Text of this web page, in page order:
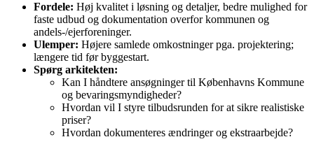
Fordele: Høj kvalitet i løsning og detaljer, bedre mulighed for
faste udbud og dokumentation overfor kommunen og
andels-/ejerforeninger.
Ulemper: Højere samlede omkostninger pga. projektering;
længere tid før byggestart.
Spørg arkitekten:
Kan I håndtere ansøgninger til Københavns Kommune
og bevaringsmyndigheder?
Hvordan vil I styre tilbudsrunden for at sikre realistiske
priser?
Hvordan dokumenteres ændringer og ekstraarbejde?